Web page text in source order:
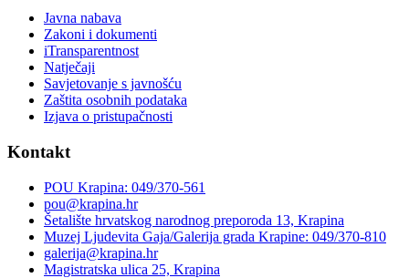
Javna nabava
Zakoni i dokumenti
iTransparentnost
Natječaji
Savjetovanje s javnošću
Zaštita osobnih podataka
Izjava o pristupačnosti
Kontakt
POU Krapina: 049/370-561
pou@krapina.hr
Šetalište hrvatskog narodnog preporoda 13, Krapina
Muzej Ljudevita Gaja/Galerija grada Krapine: 049/370-810
galerija@krapina.hr
Magistratska ulica 25, Krapina